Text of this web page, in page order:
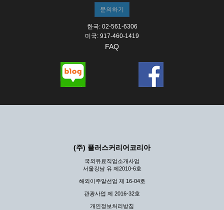
한국: 02-561-6306
미국: 917-460-1419
FAQ
(주) 플러스커리어코리아
국외유료직업소개사업
서울강남 유 제2010-6호
해외이주알선업 제 16-04호
관광사업 제 2016-32호
개인정보처리방침